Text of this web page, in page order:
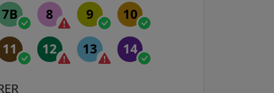
7B 8 9 10
11 12 13 14